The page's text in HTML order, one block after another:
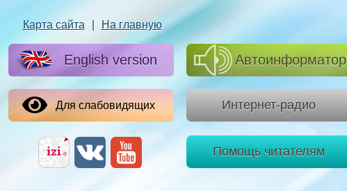
Карта сайта На главную
English version
Для слабовидящих
Автоинформатор
Интернет-радио
Помощь читателям